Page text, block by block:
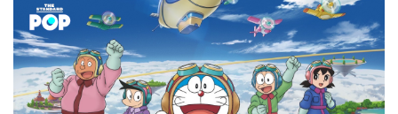
รวมทั้งชวนคนอ่านสำรวจตัวเองว่า สามารถรับมือกับปัญหา
ที่เกิดขึ้นได้ดีกว่าโนบิตะที่เราเคยค่อนขอดจริงๆ หรือเปล่า ซึ่ง
หลายครั้งคำตอบที่ได้ นอกจากแก้ปัญหาได้แย่กว่าแล้ว ถ้าเรา
มีของวิเศษแบบนั้นจริงๆ ผลลัพธ์ที่ออกมาอาจจะแย่กว่าที่เห็น
ในการ์ตูนหลายเท่า